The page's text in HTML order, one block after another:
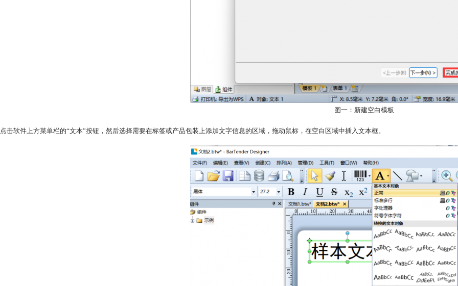
图一：新建空白模板
点击软件上方菜单栏的“文本”按钮，然后选择需要在标签或产品包装上添加文字信息的区域，拖动鼠标，在空白区域中插入文本框。